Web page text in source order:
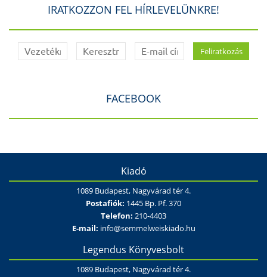
IRATKOZZON FEL HÍRLEVELÜNKRE!
FACEBOOK
Kiadó
1089 Budapest, Nagyvárad tér 4.
Postafiók: 1445 Bp. Pf. 370
Telefon: 210-4403
E-mail: info@semmelweiskiado.hu
Legendus Könyvesbolt
1089 Budapest, Nagyvárad tér 4.